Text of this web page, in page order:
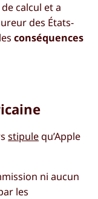
calcul et a
des États-
conséquences
stipule qu’Apple
ni aucun
les